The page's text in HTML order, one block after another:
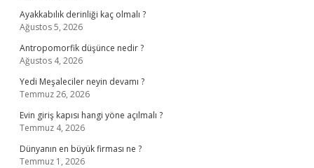
Ayakkabılık derinliği kaç olmalı ?
Ağustos 5, 2026
Antropomorfik düşünce nedir ?
Ağustos 4, 2026
Yedi Meşaleciler neyin devamı ?
Temmuz 26, 2026
Evin giriş kapısı hangi yöne açılmalı ?
Temmuz 4, 2026
Dünyanın en büyük firması ne ?
Temmuz 1, 2026